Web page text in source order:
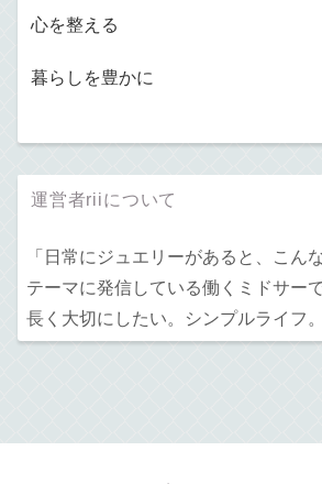
心を整える
暮らしを豊かに
運営者riiについて
「日常にジュエリーがあると、こん
テーマに発信している働くミドサー
長く大切にしたい。シンプルライフ。